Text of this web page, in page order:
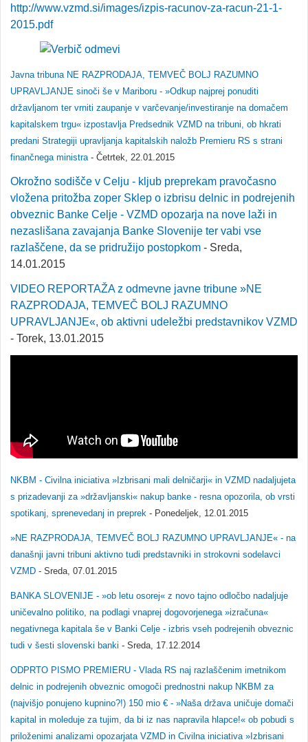
http://www.vzmd.si/images/izpis-racunov-za-racun-21-1-
2015.pdf
Javna tribuna NE RAZPRODAJA, TEMVEČ BOLJ RAZUMNO
UPRAVLJANJE sinoči še v Mariboru - »Odkup najprej ponuditi
državljanom ter vrniti zaupanje v varčevanje/investiranje na domačem
kapitalskem trgu« izpostavlja Predsednik VZMD na tribuni, ob hkrati
predani Strategiji upravljanja kapitalskih naložb Premieru RS s strani
finančnega ministra - Četrtek, 22.01.2015
Okrožno sodišče v Celju - kljub preprekam pravočasno
vložena pritožba zoper Sklep o izbrisu delnic in podrejenih
obveznic Banke Celje - VZMD opozarja na nove laži in
nezaslišana zavajanja Banke Slovenije ter vabi vse
razlaščene, da se pridružijo postopkom - Sreda,
14.01.2015
VIDEO REPORTAŽA z odmevne javne tribune »NE
RAZPRODAJA, TEMVEČ BOLJ RAZUMNO
UPRAVLJANJE«, ob aktivni udeležbi predstavnikov VZMD
- Torek, 13.01.2015
NKBM - Civilna iniciativa »Izbrisani mali delničarji« in VZMD nadaljujeta
s prizadevanji za »državljanski« nakup banke - resna opozorila, ob vrsti
spotikanj, sprenevedanj in preprek - Ponedeljek, 12.01.2015
»NE RAZPRODAJA, TEMVEČ BOLJ RAZUMNO UPRAVLJANJE« - na
današnji javni tribuni aktivno tudi predstavniki in strokovni sodelavci
VZMD - Sreda, 07.01.2015
BANKA SLOVENIJE - »ob letu osorej« z novo tajno odločbo nadaljuje
uničevalno politiko, na podlagi vnaprej dogovorjenega »izračuna«
negativnega kapitala še v Banki Celje - izbris vseh podrejenih obveznic
tudi v šesti slovenski banki - Sreda, 17.12.2014
ODPRTO PISMO PREMIERU - Vlada RS naj razlaščenim imetnikom
delnic in podrejenih obveznic omogoči prednostni nakup NKBM za
(najvišjo ponujeno kupnino?!) 150 mio € - »Naša država uničuje domači
kapital in moleduje za tujim, da bi iz nas napravila hlapce!« ob pobudi s
priloženimi analizami opozarjata VZMD in Civilna iniciativa »Izbrisani